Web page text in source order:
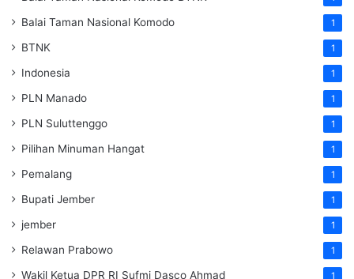
Balai Taman Nasional Komodo 1
BTNK 1
Indonesia 1
PLN Manado 1
PLN Suluttenggo 1
Pilihan Minuman Hangat 1
Pemalang 1
Bupati Jember 1
jember 1
Relawan Prabowo 1
Wakil Ketua DPR RI Sufmi Dasco Ahmad 1